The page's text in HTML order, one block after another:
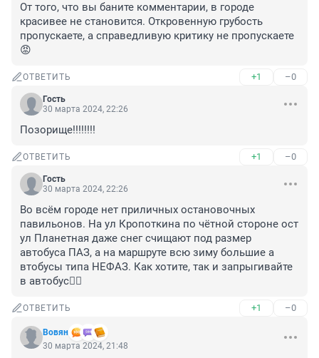
От того, что вы баните комментарии, в городе
красивее не становится. Откровенную грубость
пропускаете, а справедливую критику не пропускаете
😡
ОТВЕТИТЬ +1 –0
Гость
30 марта 2024, 22:26
Позорище!!!!!!!!
ОТВЕТИТЬ +1 –0
Гость
30 марта 2024, 22:26
Во всём городе нет приличных остановочных
павильонов. На ул Кропоткина по чётной стороне ост
ул Планетная даже снег счищают под размер
автобуса ПАЗ, а на маршруте всю зиму большие а
втобусы типа НЕФАЗ. Как хотите, так и запрыгивайте
в автобус🤦‍♀️
ОТВЕТИТЬ +1 –0
Вовян
30 марта 2024, 21:48